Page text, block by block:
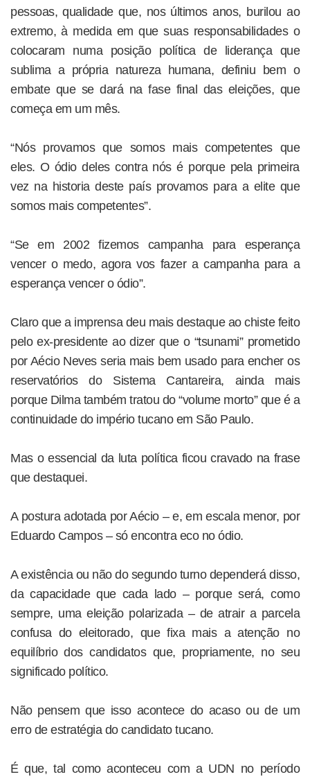
pessoas, qualidade que, nos últimos anos, burilou ao
extremo, à medida em que suas responsabilidades o
colocaram numa posição política de liderança que
sublima a própria natureza humana, definiu bem o
embate que se dará na fase final das eleições, que
começa em um mês.
“Nós provamos que somos mais competentes que
eles. O ódio deles contra nós é porque pela primeira
vez na historia deste país provamos para a elite que
somos mais competentes”.
“Se em 2002 fizemos campanha para esperança
vencer o medo, agora vos fazer a campanha para a
esperança vencer o ódio”.
Claro que a imprensa deu mais destaque ao chiste feito
pelo ex-presidente ao dizer que o “tsunami” prometido
por Aécio Neves seria mais bem usado para encher os
reservatórios do Sistema Cantareira, ainda mais
porque Dilma também tratou do “volume morto” que é a
continuidade do império tucano em São Paulo.
Mas o essencial da luta política ficou cravado na frase
que destaquei.
A postura adotada por Aécio – e, em escala menor, por
Eduardo Campos – só encontra eco no ódio.
A existência ou não do segundo turno dependerá disso,
da capacidade que cada lado – porque será, como
sempre, uma eleição polarizada – de atrair a parcela
confusa do eleitorado, que fixa mais a atenção no
equilíbrio dos candidatos que, propriamente, no seu
significado político.
Não pensem que isso acontece do acaso ou de um
erro de estratégia do candidato tucano.
É que, tal como aconteceu com a UDN no período